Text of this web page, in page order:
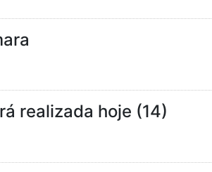
realizada hoje (14)